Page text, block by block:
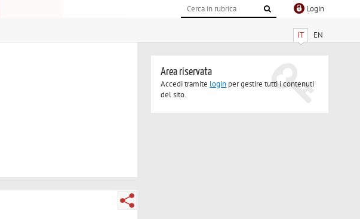
Login
IT EN
Area riservata
Accedi tramite login per gestire tutti i contenuti
del sito.